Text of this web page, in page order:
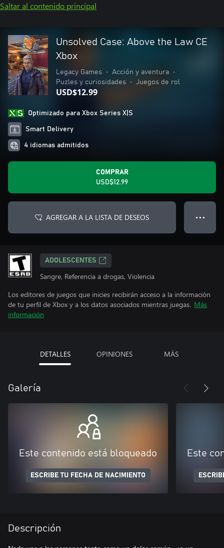
Saltar al contenido principal
Unsolved Case: Above the Law CE
Xbox
Legacy Games • Acción y aventura
•
Puzles y curiosidades
• Juegos de rol
USD$12.99
Optimizado para Xbox Series X|S
Smart Delivery
4 idiomas admitidos
COMPRAR
USD$12.99
AGREGAR A LA LISTA DE DESEOS ● ● ●
ADOLESCENTES
Sangre, Referencia a drogas, Violencia
Los editores de juegos que inicies recibirán acceso a la información
de tu perfil de Xbox y a los datos asociados mientras juegas. Más
información
DETALLES OPINIONES MÁS
Galería
Este contenido está bloqueado
ESCRIBE TU FECHA DE NACIMIENTO
Este
Descripción